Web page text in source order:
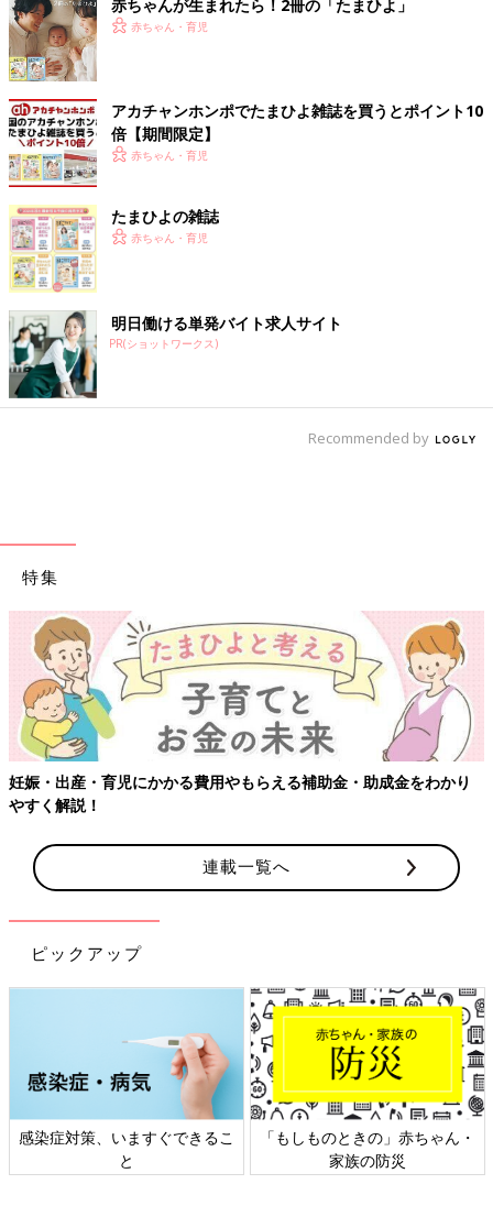
赤ちゃんが生まれたら！2冊の「たまひよ」
赤ちゃん・育児
アカチャンホンポでたまひよ雑誌を買うとポイント10
倍【期間限定】
赤ちゃん・育児
たまひよの雑誌
赤ちゃん・育児
明日働ける単発バイト求人サイト
PR(ショットワークス)
Recommended by
特集
妊娠・出産・育児にかかる費用やもらえる補助金・助成金をわかり
やすく解説！
連載一覧へ
ピックアップ
感染症対策、いますぐできるこ
と
「もしものときの」赤ちゃん・
家族の防災